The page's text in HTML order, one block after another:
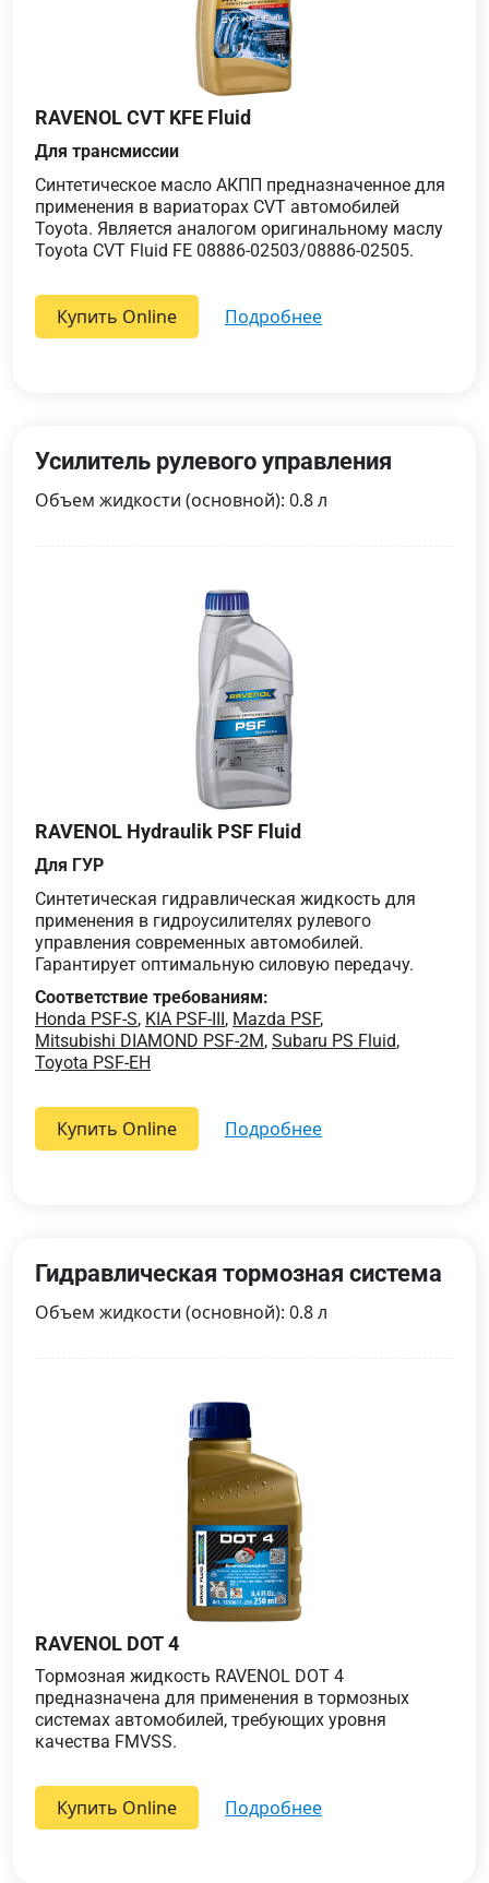
RAVENOL CVT KFE Fluid
Для трансмиссии
Синтетическое масло АКПП предназначенное для
применения в вариаторах CVT автомобилей
Toyota. Является аналогом оригинальному маслу
Toyota CVT Fluid FE 08886-02503/08886-02505.
Купить Online подробнее
Усилитель рулевого управления
Объем жидкости (основной): 0.8 л
RAVENOL Hydraulik PSF Fluid
Для ГУР
Cинтетическая гидравлическая жидкость для
применения в гидроусилителях рулевого
управления современных автомобилей.
Гарантирует оптимальную силовую передачу.
Соответствие требованиям:
Honda PSF-S, KIA PSF-III , Mazda PSF,
Mitsubishi DIAMOND PSF-2M, Subaru PS Fluid,
Toyota PSF-EH
Купить Online подробнее
Гидравлическая тормозная система
Объем жидкости (основной): 0.8 л
RAVENOL DOT 4
Тормозная жидкость RAVENOL DOT 4
предназначена для применения в тормозных
системах автомобилей, требующих уровня
качества FMVSS.
Купить Online подробнее